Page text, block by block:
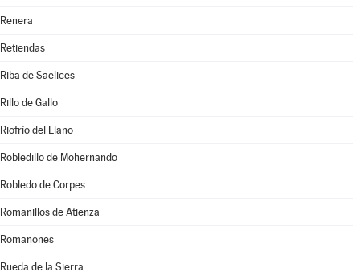
Renera
Retiendas
Riba de Saelices
Rillo de Gallo
Riofrío del Llano
Robledillo de Mohernando
Robledo de Corpes
Romanillos de Atienza
Romanones
Rueda de la Sierra